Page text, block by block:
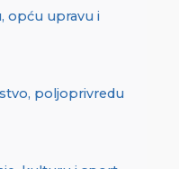
opću upravu i
poljoprivredu